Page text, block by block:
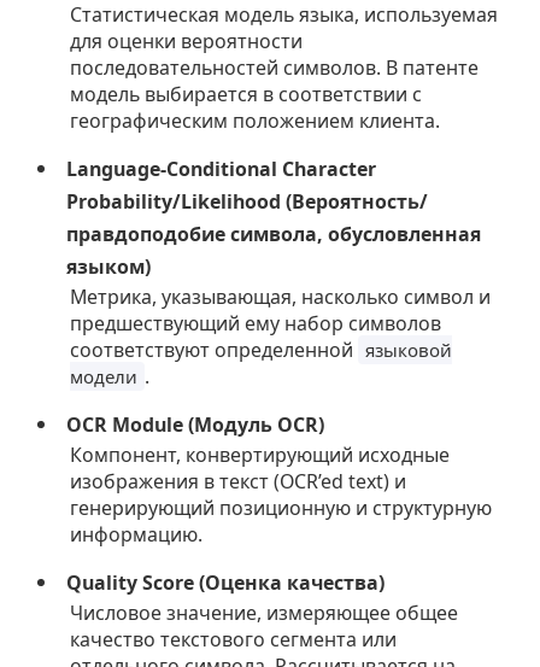
Статистическая модель языка, используемая
для оценки вероятности
последовательностей символов. В патенте
модель выбирается в соответствии с
географическим положением клиента.
Language-Conditional Character
Probability/Likelihood (Вероятность/
правдоподобие символа, обусловленная
языком)
Метрика, указывающая, насколько символ и
предшествующий ему набор символов
соответствуют определенной языковой
модели .
OCR Module (Модуль OCR)
Компонент, конвертирующий исходные
изображения в текст (OCR’ed text) и
генерирующий позиционную и структурную
информацию.
Quality Score (Оценка качества)
Числовое значение, измеряющее общее
качество текстового сегмента или